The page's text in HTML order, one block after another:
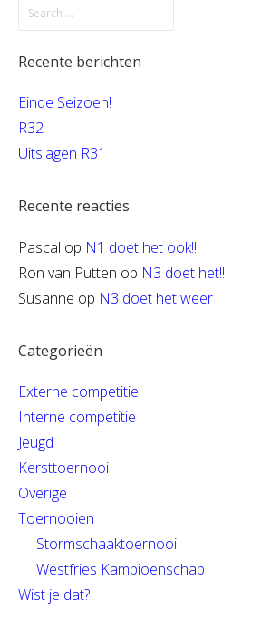
Recente berichten
Einde Seizoen!
R32
Uitslagen R31
Recente reacties
Pascal op N1 doet het ook!!
Ron van Putten op N3 doet het!!
Susanne op N3 doet het weer
Categorieën
Externe competitie
Interne competitie
Jeugd
Kersttoernooi
Overige
Toernooien
Stormschaaktoernooi
Westfries Kampioenschap
Wist je dat?